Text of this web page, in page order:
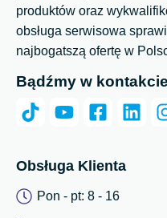
produktów oraz
obsługa serwisowa
najbogatszą ofertę w
Bądźmy w
Obsługa Klienta
Pon - pt: 8 - 16